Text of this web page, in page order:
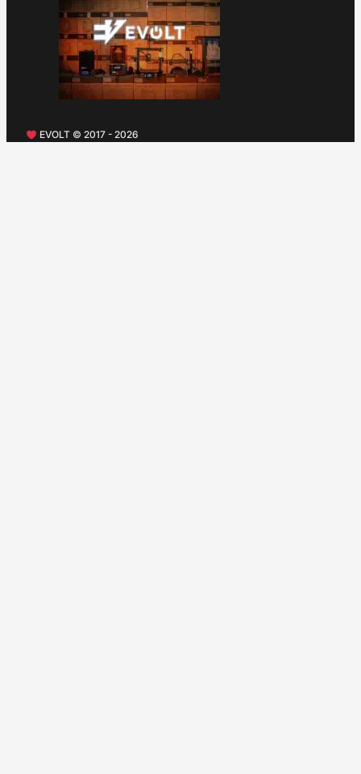
EVOLT © 2017 - 2026